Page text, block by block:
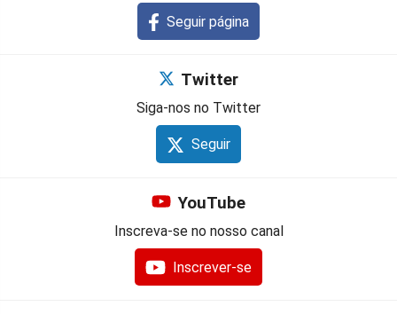
Seguir página
Twitter
Siga-nos no Twitter
Seguir
YouTube
Inscreva-se no nosso canal
Inscrever-se